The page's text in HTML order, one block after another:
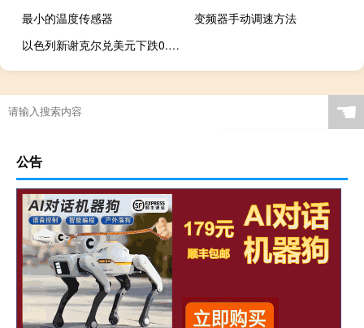
最小的温度传感器
变频器手动调速方法
以色列新谢克尔兑美元下跌0.9%至4.0812为2012年以来最低水平
☚
公告